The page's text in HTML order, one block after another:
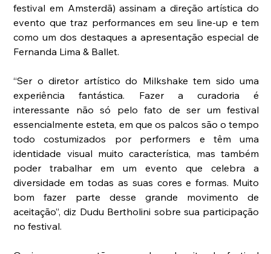
festival em Amsterdã) assinam a direção artística do
evento que traz performances em seu line-up e tem
como um dos destaques a apresentação especial de
Fernanda Lima & Ballet.
“Ser o diretor artístico do Milkshake tem sido uma
experiência fantástica. Fazer a curadoria é
interessante não só pelo fato de ser um festival
essencialmente esteta, em que os palcos são o tempo
todo costumizados por performers e têm uma
identidade visual muito característica, mas também
poder trabalhar em um evento que celebra a
diversidade em todas as suas cores e formas. Muito
bom fazer parte desse grande movimento de
aceitação”, diz Dudu Bertholini sobre sua participação
no festival.